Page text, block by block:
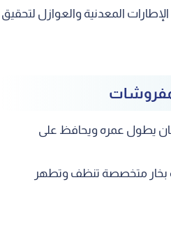
المعدنية والعوازل لتحقيق
يطول عمره ويحافظ على
بخار متخصصة تنظف وتطهر